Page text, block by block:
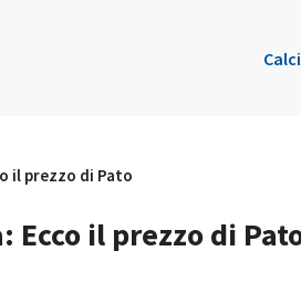
il prezzo di Pato
Ecco il prezzo di